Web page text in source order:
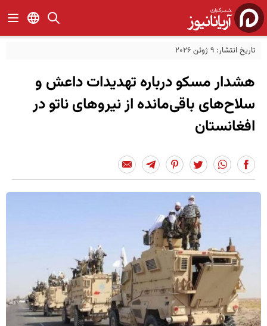
تاریخ انتشار: 9 ژوئن 2026
هشدار مسکو درباره تهدیدات داعش و
سلاح‌های باقی‌مانده از نیروهای ناتو در
افغانستان